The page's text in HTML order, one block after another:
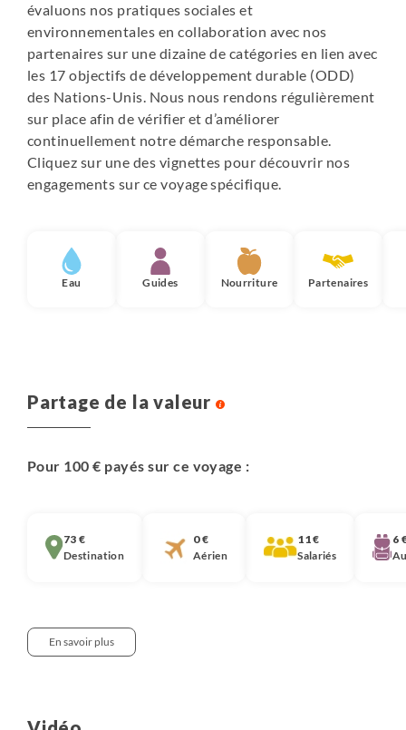
évaluons nos pratiques sociales et
environnementales en collaboration avec nos
partenaires sur une dizaine de catégories en lien avec
les 17 objectifs de développement durable (ODD)
des Nations-Unis. Nous nous rendons régulièrement
sur place afin de vérifier et d’améliorer
continuellement notre démarche responsable.
Cliquez sur une des vignettes pour découvrir nos
engagements sur ce voyage spécifique.
Eau Guides Nourriture Partenaires
Partage de la valeur
Pour 100 € payés sur ce voyage :
73 €
Destination
0 €
Aérien
11 €
Salariés
6
Nous pensons qu’il est important que chaque
En savoir plus